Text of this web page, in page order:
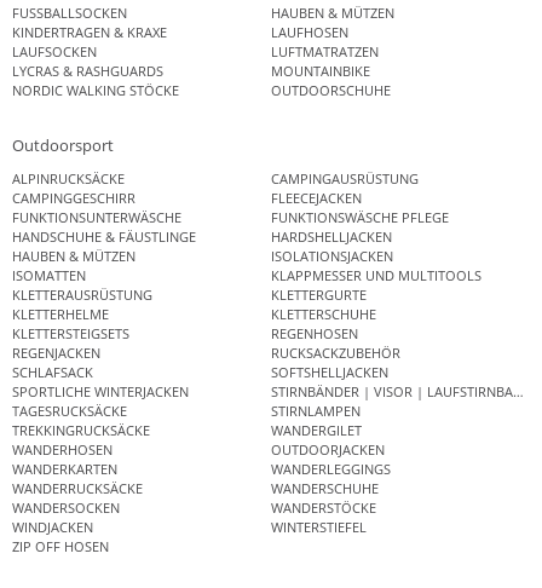
FUSSBALLSOCKEN
HAUBEN & MÜTZEN
KINDERTRAGEN & KRAXE
LAUFHOSEN
LAUFSOCKEN
LUFTMATRATZEN
LYCRAS & RASHGUARDS
MOUNTAINBIKE
NORDIC WALKING STÖCKE
OUTDOORSCHUHE
Outdoorsport
ALPINRUCKSÄCKE
CAMPINGAUSRÜSTUNG
CAMPINGGESCHIRR
FLEECEJACKEN
FUNKTIONSUNTERWÄSCHE
FUNKTIONSWÄSCHE PFLEGE
HANDSCHUHE & FÄUSTLINGE
HARDSHELLJACKEN
HAUBEN & MÜTZEN
ISOLATIONSJACKEN
ISOMATTEN
KLAPPMESSER UND MULTITOOLS
KLETTERAUSRÜSTUNG
KLETTERGURTE
KLETTERHELME
KLETTERSCHUHE
KLETTERSTEIGSETS
REGENHOSEN
REGENJACKEN
RUCKSACKZUBEHÖR
SCHLAFSACK
SOFTSHELLJACKEN
SPORTLICHE WINTERJACKEN
STIRNBÄNDER | VISOR | LAUFSTIRNBAND
TAGESRUCKSÄCKE
STIRNLAMPEN
TREKKINGRUCKSÄCKE
WANDERGILET
WANDERHOSEN
OUTDOORJACKEN
WANDERKARTEN
WANDERLEGGINGS
WANDERRUCKSÄCKE
WANDERSCHUHE
WANDERSOCKEN
WANDERSTÖCKE
WINDJACKEN
WINTERSTIEFEL
ZIP OFF HOSEN